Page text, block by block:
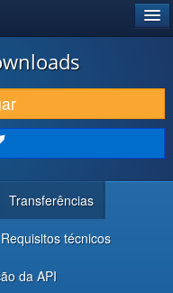
Transferências
Requisitos técnicos
da API